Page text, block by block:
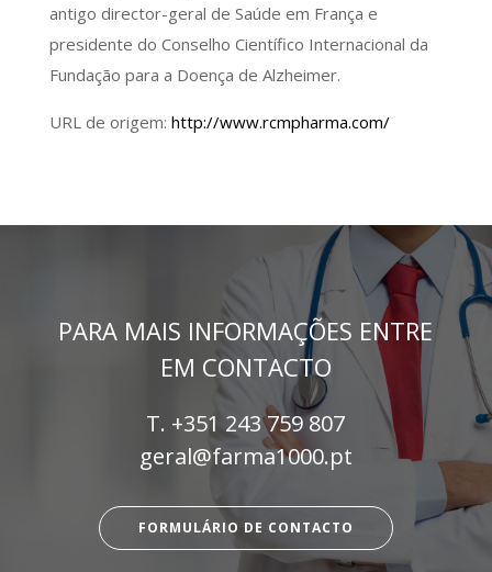
antigo director-geral de Saúde em França e
presidente do Conselho Científico Internacional da
Fundação para a Doença de Alzheimer.
URL de origem: http://www.rcmpharma.com/
PARA MAIS INFORMAÇÕES ENTRE
EM CONTACTO
T. +351 243 759 807
geral@farma1000.pt
FORMULÁRIO DE CONTACTO